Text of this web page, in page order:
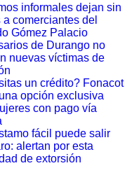
informales dejan sin
a comerciantes del
Gómez Palacio
de Durango no
nuevas víctimas de
un crédito? Fonacot
opción exclusiva
con pago vía
fácil puede salir
alertan por esta
de extorsión